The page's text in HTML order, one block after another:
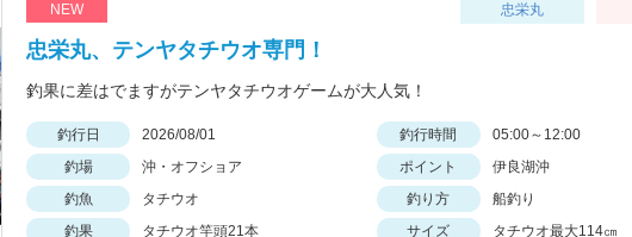
NEW 忠栄丸
忠栄丸、テンヤタチウオ専門！
釣果に差はでますがテンヤタチウオゲームが大人気！
釣行日 2026/08/01 釣行時間
05:00～12:00
釣場
沖・オフショア ポイント
伊良湖沖
釣魚
タチウオ 釣り方
船釣り
釣果
タチウオ竿頭21本 サイズ タチウオ最大114㎝